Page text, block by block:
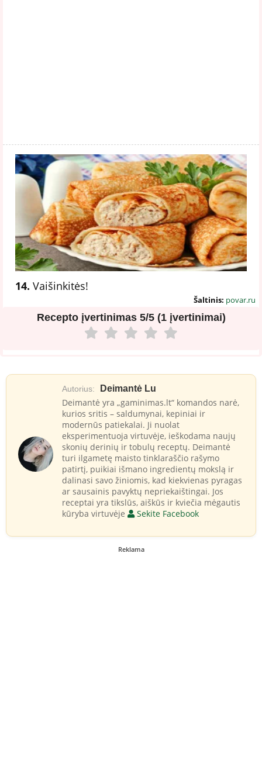
14. Vaišinkitės!
Šaltinis: povar.ru
Recepto įvertinimas 5/5 (1 įvertinimai)
Autorius: Deimantė Lu
Deimantė yra „gaminimas.lt“ komandos narė,
kurios sritis – saldumynai, kepiniai ir
modernūs patiekalai. Ji nuolat
eksperimentuoja virtuvėje, ieškodama naujų
skonių derinių ir tobulų receptų. Deimantė
turi ilgametę maisto tinklaraščio rašymo
patirtį, puikiai išmano ingredientų mokslą ir
dalinasi savo žiniomis, kad kiekvienas pyragas
ar sausainis pavyktų nepriekaištingai. Jos
receptai yra tikslūs, aiškūs ir kviečia mėgautis
kūryba virtuvėje
Sekite Facebook
Reklama